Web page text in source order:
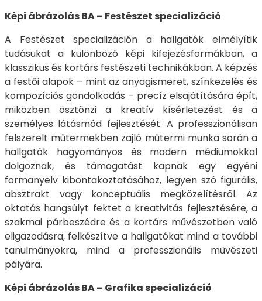
Képi ábrázolás BA – Festészet specializáció
A Festészet specializáción a hallgatók elmélyítik
tudásukat a különböző képi kifejezésformákban, a
klasszikus és kortárs festészeti technikákban. A képzés
a festői alapok – mint az anyagismeret, színkezelés és
kompozíciós gondolkodás – precíz elsajátítására épít,
miközben ösztönzi a kreatív kísérletezést és a
személyes látásmód fejlesztését. A professzionálisan
felszerelt műtermekben zajló műtermi munka során a
hallgatók hagyományos és modern médiumokkal
dolgoznak, és támogatást kapnak egy egyéni
formanyelv kibontakoztatásához, legyen szó figurális,
absztrakt vagy konceptuális megközelítésről. Az
oktatás hangsúlyt fektet a kreativitás fejlesztésére, a
szakmai párbeszédre és a kortárs művészetben való
eligazodásra, felkészítve a hallgatókat mind a további
tanulmányokra, mind a professzionális művészeti
pályára.
Képi ábrázolás BA – Grafika specializáció